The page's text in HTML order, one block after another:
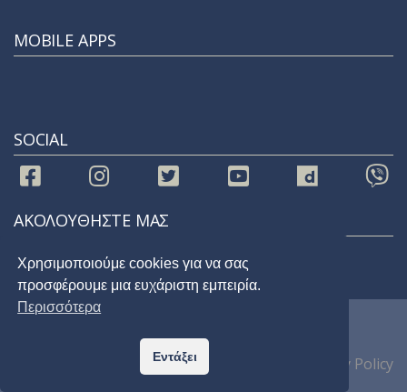
MOBILE APPS
SOCIAL
ΑΚΟΛΟΥΘΗΣΤΕ ΜΑΣ
STAR 92.9| All Rights Reserved
Privacy Policy
Χρησιμοποιούμε cookies για να σας
προσφέρουμε μια ευχάριστη εμπειρία.
Περισσότερα
Εντάξει